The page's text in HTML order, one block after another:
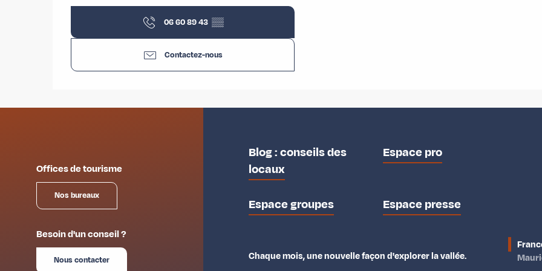
06 60 89 43 ▒▒
Contactez-nous
Offices de tourisme
Nos bureaux
Besoin d'un conseil ?
Nous contacter
Blog : conseils des
locaux
Espace pro
Espace groupes Espace presse
Chaque mois, une nouvelle façon d'explorer la vallée.